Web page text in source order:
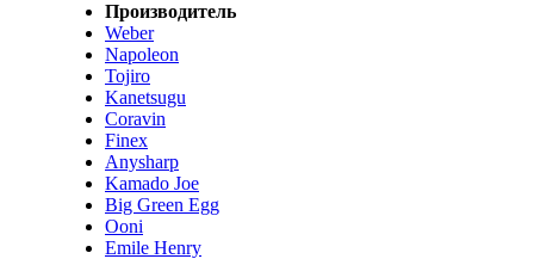
Производитель
Weber
Napoleon
Tojiro
Kanetsugu
Coravin
Finex
Anysharp
Kamado Joe
Big Green Egg
Ooni
Emile Henry